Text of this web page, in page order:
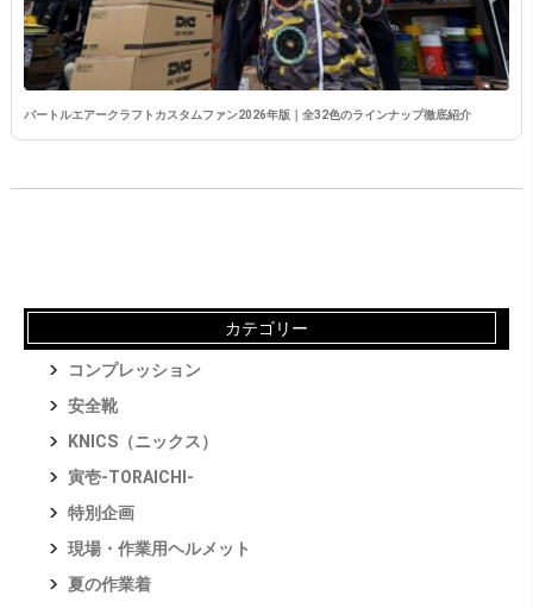
バートルエアークラフトカスタムファン2026年版｜全32色のラインナップ徹底紹介
カテゴリー
コンプレッション
安全靴
KNICS（ニックス）
寅壱-TORAICHI-
特別企画
現場・作業用ヘルメット
夏の作業着